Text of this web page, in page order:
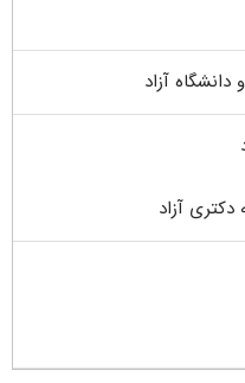
آزاد
آزاد